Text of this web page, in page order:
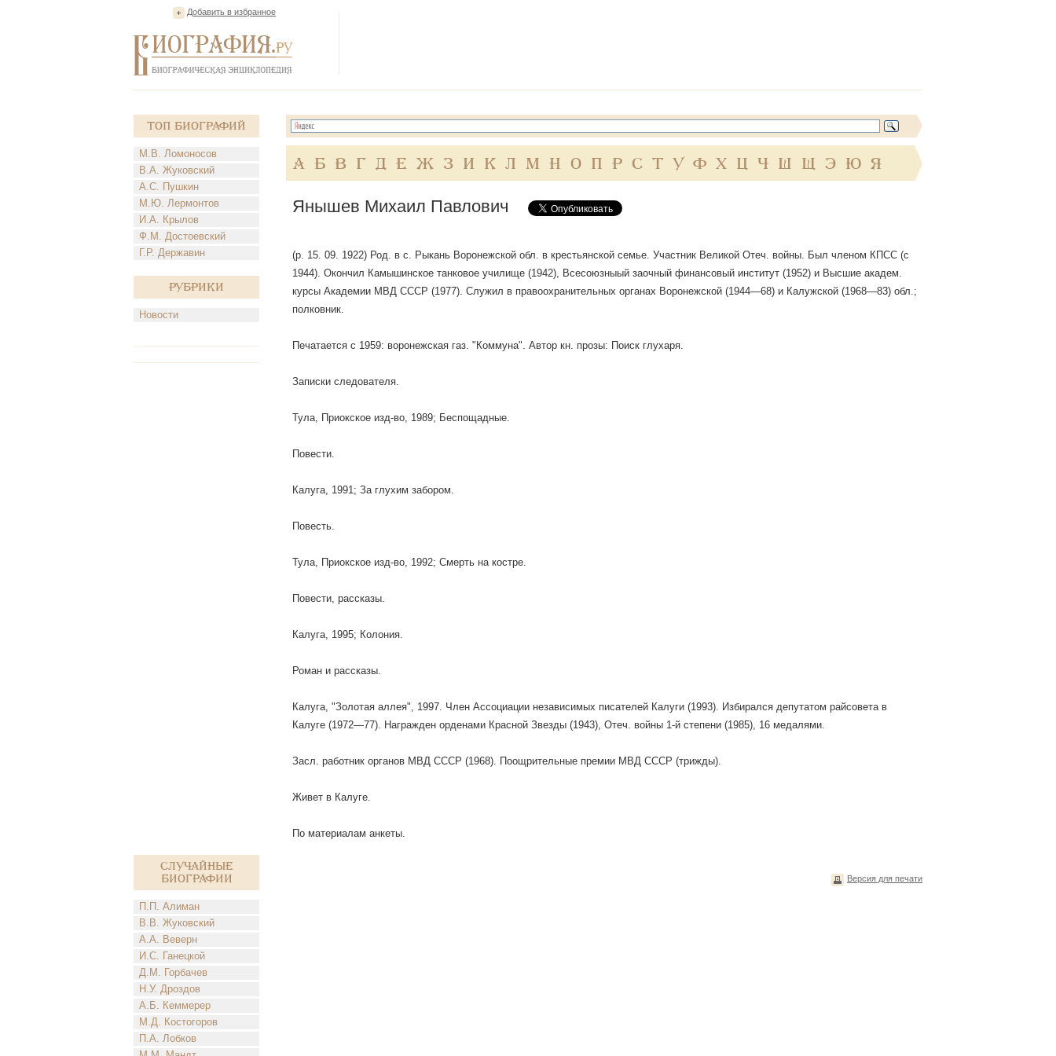
Добавить в избранное
Топ Биографий
М.В. Ломоносов
В.А. Жуковский
А.С. Пушкин
М.Ю. Лермонтов
И.А. Крылов
Ф.М. Достоевский
Г.Р. Державин
Рубрики
Новости
Случайные
биографии
П.П. Алиман
В.В. Жуковский
А.А. Веверн
И.С. Ганецкой
Д.М. Горбачев
Н.У. Дроздов
А.Б. Кеммерер
М.Д. Костогоров
П.А. Лобков
А Б В Г Д Е Ж З И К Л М Н О П Р С Т У Ф Х Ц Ч Ш Щ Э Ю Я
Янышев Михаил Павлович
(р. 15. 09. 1922) Род. в с. Рыкань Воронежской обл. в крестьянской семье. Участник Великой Отеч. войны. Был членом КПСС (с
1944). Окончил Камышинское танковое училище (1942), Всесоюзныый заочный финансовый институт (1952) и Высшие академ.
курсы Академии МВД СССР (1977). Служил в правоохранительных органах Воронежской (1944—68) и Калужской (1968—83) обл.;
полковник.
Печатается с 1959: воронежская газ. "Коммуна". Автор кн. прозы: Поиск глухаря.
Записки следователя.
Тула, Приокское изд-во, 1989; Беспощадные.
Повести.
Калуга, 1991; За глухим забором.
Повесть.
Тула, Приокское изд-во, 1992; Смерть на костре.
Повести, рассказы.
Калуга, 1995; Колония.
Роман и рассказы.
Калуга, "Золотая аллея", 1997. Член Ассоциации независимых писателей Калуги (1993). Избирался депутатом райсовета в
Калуге (1972—77). Награжден орденами Красной Звезды (1943), Отеч. войны 1-й степени (1985), 16 медалями.
Засл. работник органов МВД СССР (1968). Поощрительные премии МВД СССР (трижды).
Живет в Калуге.
По материалам анкеты.
Версия для печати